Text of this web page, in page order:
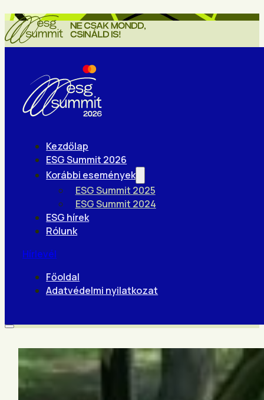
Kezdőlap
ESG Summit 2026
Korábbi események
ESG Summit 2025
ESG Summit 2024
ESG hírek
Rólunk
Hírlevél
Főoldal
Adatvédelmi nyilatkozat